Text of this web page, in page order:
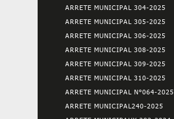
ARRETE MUNICIPAL 304-2025
ARRETE MUNICIPAL 305-2025
ARRETE MUNICIPAL 306-2025
ARRETE MUNICIPAL 308-2025
ARRETE MUNICIPAL 309-2025
ARRETE MUNICIPAL 310-2025
ARRETE MUNICIPAL N°064-2025
ARRETE MUNICIPAL240-2025